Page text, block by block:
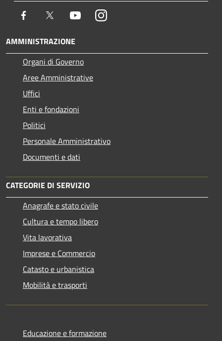
Facebook Twitter YoutubeInstagram
AMMINISTRAZIONE
Organi di Governo
Aree Amministrative
Uffici
Enti e fondazioni
Politici
Personale Amministrativo
Documenti e dati
CATEGORIE DI SERVIZIO
Anagrafe e stato civile
Cultura e tempo libero
Vita lavorativa
Imprese e Commercio
Catasto e urbanistica
Mobilità e trasporti
Educazione e formazione